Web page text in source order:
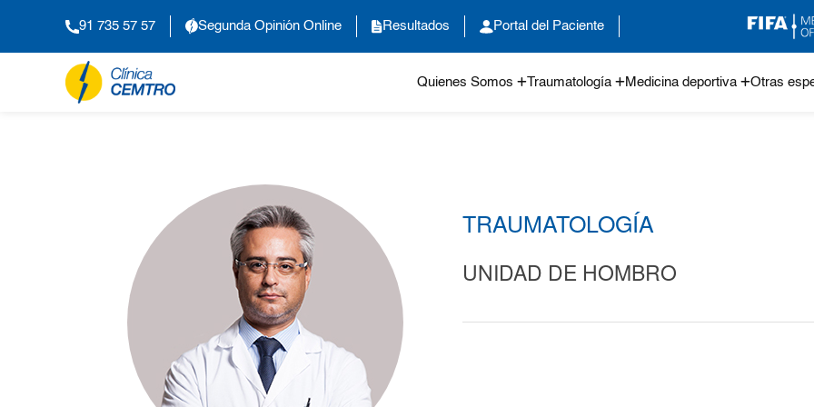
91 735 57 57 Segunda Opinión Online Resultados Portal del Paciente
Quienes Somos Traumatología Medicina deportiva Otras
TRAUMATOLOGÍA
UNIDAD DE HOMBRO